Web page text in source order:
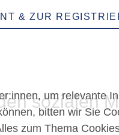
& ZUR
sozialen
um relevante
bitten wir Sie
zum Thema